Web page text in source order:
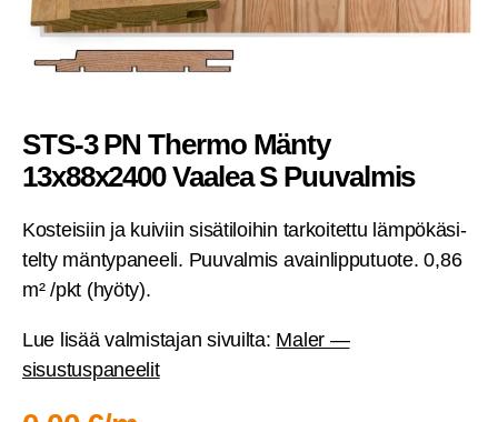
STS‑3 PN Ther­mo Män­ty
13x88x2400 Vaa­lea S Puuvalmis
Kos­tei­siin ja kui­viin sisä­ti­loi­hin tar­koi­tet­tu läm­pö­kä­si­
tel­ty män­ty­pa­nee­li. Puu­val­mis avain­lip­pu­tuo­te. 0,86
m² /pkt (hyö­ty).
Lue lisää val­mis­ta­jan sivuil­ta: Maler —
sisustuspaneelit